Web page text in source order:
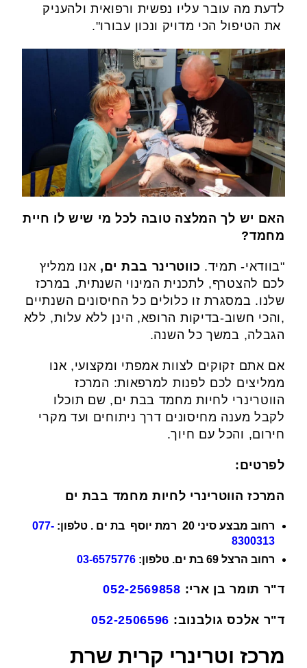
לדעת מה עובר עליו נפשית ורפואית ולהעניק
את הטיפול הכי מדויק ונכון עבורו".
האם יש לך המלצה טובה לכל מי שיש לו חיית
מחמד?
"בוודאי- תמיד. כווטרינר בבת ים, אנו ממליץ
לכם להצטרף, לתכנית המינוי השנתית, במרכז
שלנו. במסגרת זו כלולים כל החיסונים השנתיים
,והכי חשוב-בדיקות הרופא, הינן ללא עלות, ללא
הגבלה, במשך כל השנה.
אם אתם זקוקים לצוות אמפתי ומקצועי, אנו
ממליצים לכם לפנות למרפאות: המרכז
הווטרינרי לחיות מחמד בבת ים, שם תוכלו
לקבל מענה מחיסונים דרך ניתוחים ועד מקרי
חירום, והכל עם חיוך.
לפרטים:
המרכז הווטרינרי לחיות מחמד בבת ים
רחוב מבצע סיני 20 רמת יוסף בת ים . טלפון:
077-
8300313
רחוב הרצל 69 בת ים. טלפון:
03-6575776
ד"ר תומר בן ארי: 052-2569858
ד"ר אלכס גולבנוב: 052-2506596
מרכז וטרינרי קרית שרת